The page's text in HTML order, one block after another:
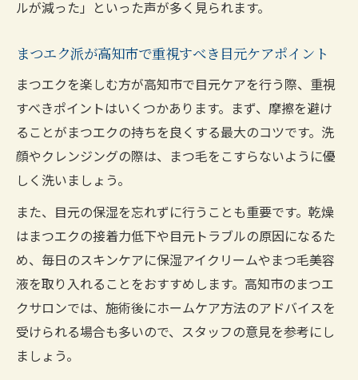
ルが減った」といった声が多く見られます。
まつエク派が高知市で重視すべき目元ケアポイント
まつエクを楽しむ方が高知市で目元ケアを行う際、重視
すべきポイントはいくつかあります。まず、摩擦を避け
ることがまつエクの持ちを良くする最大のコツです。洗
顔やクレンジングの際は、まつ毛をこすらないように優
しく洗いましょう。
また、目元の保湿を忘れずに行うことも重要です。乾燥
はまつエクの接着力低下や目元トラブルの原因になるた
め、毎日のスキンケアに保湿アイクリームやまつ毛美容
液を取り入れることをおすすめします。高知市のまつエ
クサロンでは、施術後にホームケア方法のアドバイスを
受けられる場合も多いので、スタッフの意見を参考にし
ましょう。